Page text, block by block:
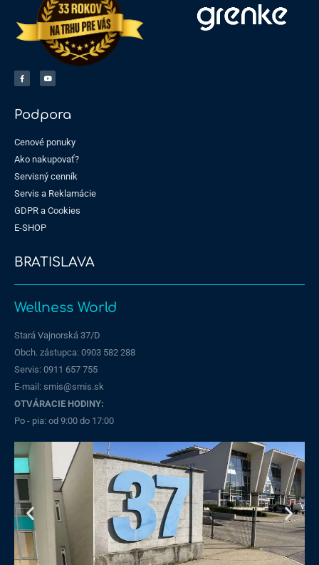
Podpora
Cenové ponuky
Ako nakupovať?
Servisný cenník
Servis a Reklamácie
GDPR a Cookies
E-SHOP
BRATISLAVA
Wellness World
Stará Vajnorská 37/D
Obch. zástupca: 0903 582 288
Servis: 0911 657 755
E-mail: smis@smis.sk
OTVÁRACIE HODINY:
Po - pia: od 9:00 do 17:00